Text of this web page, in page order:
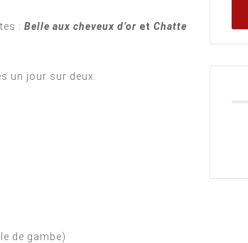
: Belle aux cheveux d’or et Chatte
un jour sur deux.
de gambe)